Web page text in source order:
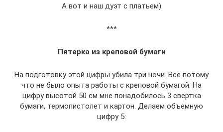
А вот и наш дуэт с платьем)
***
Пятерка из креповой бумаги
На подготовку этой цифры убила три ночи. Все потому
что не было опыта работы с креповой бумагой. На
цифру высотой 50 см мне понадобилось 3 свертка
бумаги, термопистолет и картон. Делаем объемную
цифру 5: